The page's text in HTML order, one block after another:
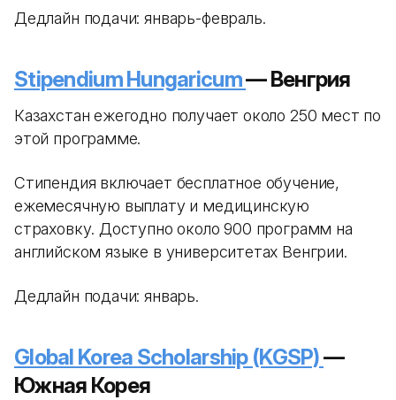
Дедлайн подачи: январь-февраль.
Stipendium Hungaricum— Венгрия
Казахстан ежегодно получает около 250 мест по
этой программе.
Стипендия включает бесплатное обучение,
ежемесячную выплату и медицинскую
страховку. Доступно около 900 программ на
английском языке в университетах Венгрии.
Дедлайн подачи: январь.
Global Korea Scholarship (KGSP)—
Южная Корея